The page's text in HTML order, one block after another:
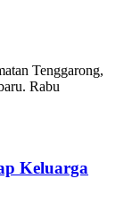
Tenggarong,
Rabu
Keluarga